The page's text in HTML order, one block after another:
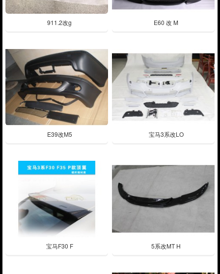
911.2改g E60 改 M
E39改M5 宝马3系改LO
宝马F30 F 5系改MT H